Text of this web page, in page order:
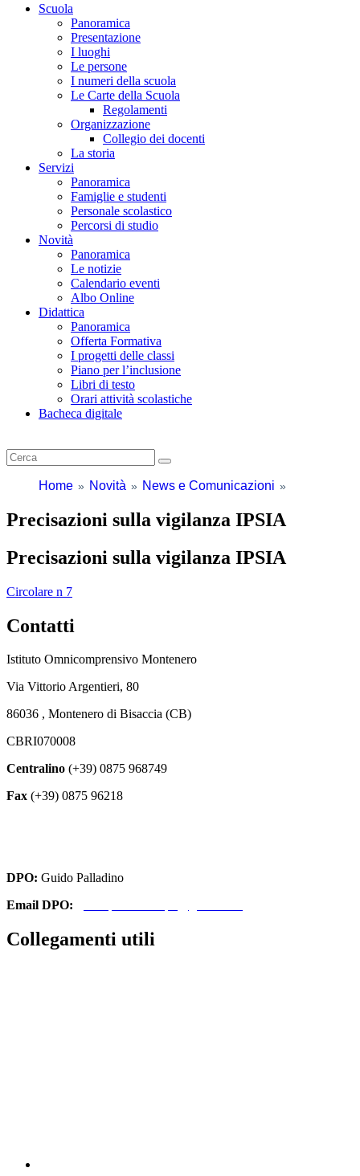
Scuola
Panoramica
Presentazione
I luoghi
Le persone
I numeri della scuola
Le Carte della Scuola
Regolamenti
Organizzazione
Collegio dei docenti
La storia
Servizi
Panoramica
Famiglie e studenti
Personale scolastico
Percorsi di studio
Novità
Panoramica
Le notizie
Calendario eventi
Albo Online
Didattica
Panoramica
Offerta Formativa
I progetti delle classi
Piano per l’inclusione
Libri di testo
Orari attività scolastiche
Bacheca digitale
Home Novità News e Comunicazioni
Precisazioni sulla vigilanza IPSIA
Precisazioni sulla vigilanza IPSIA
Circolare n 7
Contatti
Istituto Omnicomprensivo Montenero
Via Vittorio Argentieri, 80
86036 , Montenero di Bisaccia (CB)
CBRI070008
Centralino (+39) 0875 968749
Fax (+39) 0875 96218
DPO: Guido Palladino
Email DPO:
Collegamenti utili